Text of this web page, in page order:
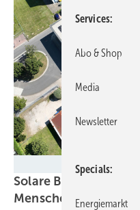
Solare
Menschen in der
Services
Abo & Shop
Media
Newsletter
Specials
Energiemarkt